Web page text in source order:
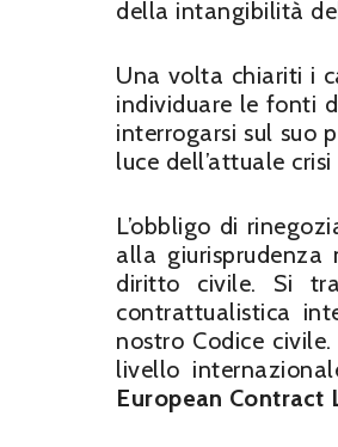
della intangibilità
Una volta chiariti i
individuare le fonti
interrogarsi sul suo
luce dell’attuale
L’obbligo di
alla
diritto civile. Si
contrattualistica
nostro Codice
livello
European Contract